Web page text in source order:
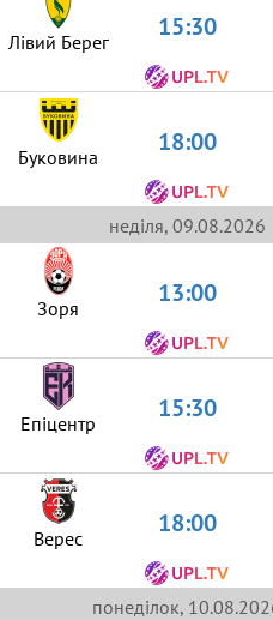
Лівий Берег 15:30
Буковина 18:00
неділя, 09.08.2026
Зоря 13:00
Епіцентр 15:30
Верес 18:00
понеділок,